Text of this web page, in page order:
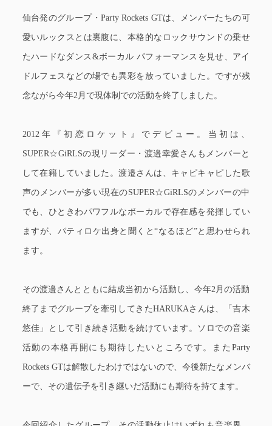
仙台発のグループ・Party Rockets GTは、メンバーたちの可
愛いルックスとは裏腹に、本格的なロックサウンドの乗せ
たハードなダンス&ボーカル パフォーマンスを見せ、アイ
ドルフェスなどの場でも異彩を放っていました。ですが残
念ながら今年2月で現体制での活動を終了しました。
2012年『初恋ロケット』でデビュー。当初は、
SUPER☆GiRLSの現リーダー・渡邉幸愛さんもメンバーと
して在籍していました。渡邉さんは、キャピキャピした歌
声のメンバーが多い現在のSUPER☆GiRLSのメンバーの中
でも、ひときわパワフルなボーカルで存在感を発揮してい
ますが、パティロケ出身と聞くと“なるほど”と思わせられ
ます。
その渡邉さんとともに結成当初から活動し、今年2月の活動
終了までグループを牽引してきたHARUKAさんは、「吉木
悠佳」として引き続き活動を続けています。ソロでの音楽
活動の本格再開にも期待したいところです。またParty
Rockets GTは解散したわけではないので、今後新たなメンバ
ーで、その遺伝子を引き継いだ活動にも期待を持てます。